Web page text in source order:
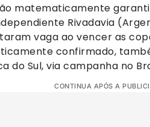
matematicamente
Rivadavia
vaga ao vencer as
confirmado,
do Sul, via campanha no
CONTINUA APÓS A